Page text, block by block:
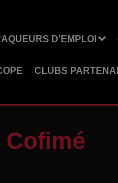
D'EMPLOI
CLUBS
Cofimé